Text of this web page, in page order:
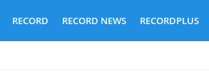
RECORD RECORD NEWS RECORDPLUS